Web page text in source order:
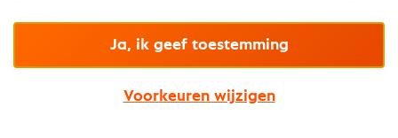
Inkoop vacatures
Opzeggen lidmaatschap
Supply management
Vrijstellingen
© Nevi.nl
Ja, ik geef toestemming
Voorkeuren wijzigen